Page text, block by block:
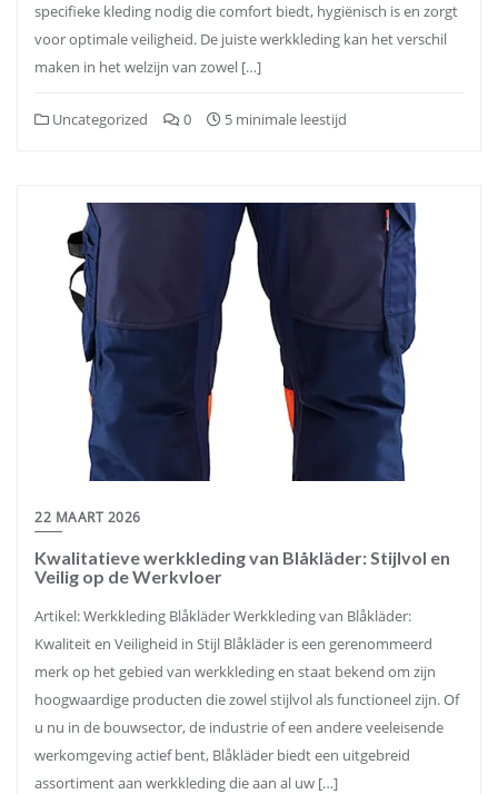
specifieke kleding nodig die comfort biedt, hygiënisch is en zorgt
voor optimale veiligheid. De juiste werkkleding kan het verschil
maken in het welzijn van zowel […]
Uncategorized 0 5 minimale leestijd
22 MAART 2026
Kwalitatieve werkkleding van Blåkläder: Stijlvol en
Veilig op de Werkvloer
Artikel: Werkkleding Blåkläder Werkkleding van Blåkläder:
Kwaliteit en Veiligheid in Stijl Blåkläder is een gerenommeerd
merk op het gebied van werkkleding en staat bekend om zijn
hoogwaardige producten die zowel stijlvol als functioneel zijn. Of
u nu in de bouwsector, de industrie of een andere veeleisende
werkomgeving actief bent, Blåkläder biedt een uitgebreid
assortiment aan werkkleding die aan al uw […]